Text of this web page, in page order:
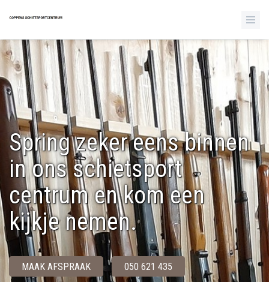
Spring zeker eens binnen
in ons schietsport
centrum en kom een
kijkje nemen.
MAAK AFSPRAAK 050 621 435